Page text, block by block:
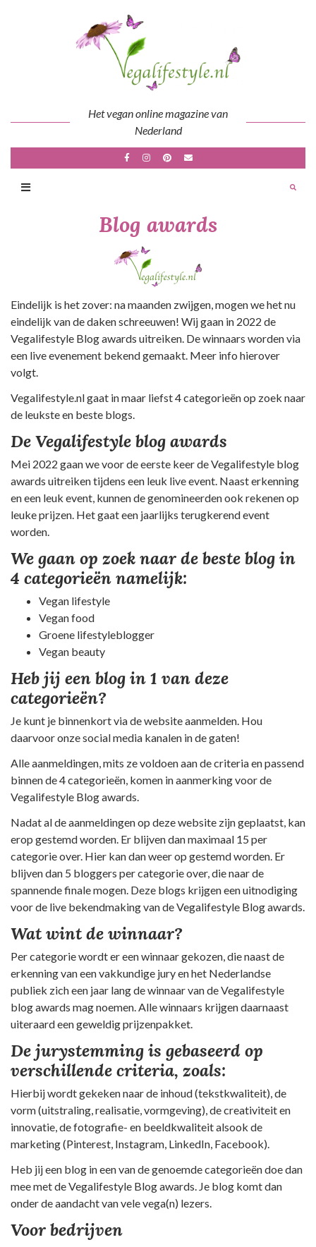
Het vegan online magazine van
Nederland
Blog awards
Eindelijk is het zover: na maanden zwijgen, mogen we het nu
eindelijk van de daken schreeuwen! Wij gaan in 2022 de
Vegalifestyle Blog awards uitreiken. De winnaars worden via
een live evenement bekend gemaakt. Meer info hierover
volgt.
Vegalifestyle.nl gaat in maar liefst 4 categorieën op zoek naar
de leukste en beste blogs.
De Vegalifestyle blog awards
Mei 2022 gaan we voor de eerste keer de Vegalifestyle blog
awards uitreiken tijdens een leuk live event. Naast erkenning
en een leuk event, kunnen de genomineerden ook rekenen op
leuke prijzen. Het gaat een jaarlijks terugkerend event
worden.
We gaan op zoek naar de beste blog in
4 categorieën namelijk:
Vegan lifestyle
Vegan food
Groene lifestyleblogger
Vegan beauty
Heb jij een blog in 1 van deze
categorieën?
Je kunt je binnenkort via de website aanmelden. Hou
daarvoor onze social media kanalen in de gaten!
Alle aanmeldingen, mits ze voldoen aan de criteria en passend
binnen de 4 categorieën, komen in aanmerking voor de
Vegalifestyle Blog awards.
Nadat al de aanmeldingen op deze website zijn geplaatst, kan
erop gestemd worden. Er blijven dan maximaal 15 per
categorie over. Hier kan dan weer op gestemd worden. Er
blijven dan 5 bloggers per categorie over, die naar de
spannende finale mogen. Deze blogs krijgen een uitnodiging
voor de live bekendmaking van de Vegalifestyle Blog awards.
Wat wint de winnaar?
Per categorie wordt er een winnaar gekozen, die naast de
erkenning van een vakkundige jury en het Nederlandse
publiek zich een jaar lang de winnaar van de Vegalifestyle
blog awards mag noemen. Alle winnaars krijgen daarnaast
uiteraard een geweldig prijzenpakket.
De jurystemming is gebaseerd op
verschillende criteria, zoals:
Hierbij wordt gekeken naar de inhoud (tekstkwaliteit), de
vorm (uitstraling, realisatie, vormgeving), de creativiteit en
innovatie, de fotografie- en beeldkwaliteit alsook de
marketing (Pinterest, Instagram, LinkedIn, Facebook).
Heb jij een blog in een van de genoemde categorieën doe dan
mee met de Vegalifestyle Blog awards. Je blog komt dan
onder de aandacht van vele vega(n) lezers.
Voor bedrijven